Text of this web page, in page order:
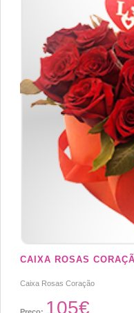
CAIXA ROSAS
Caixa Rosas Coração
105€